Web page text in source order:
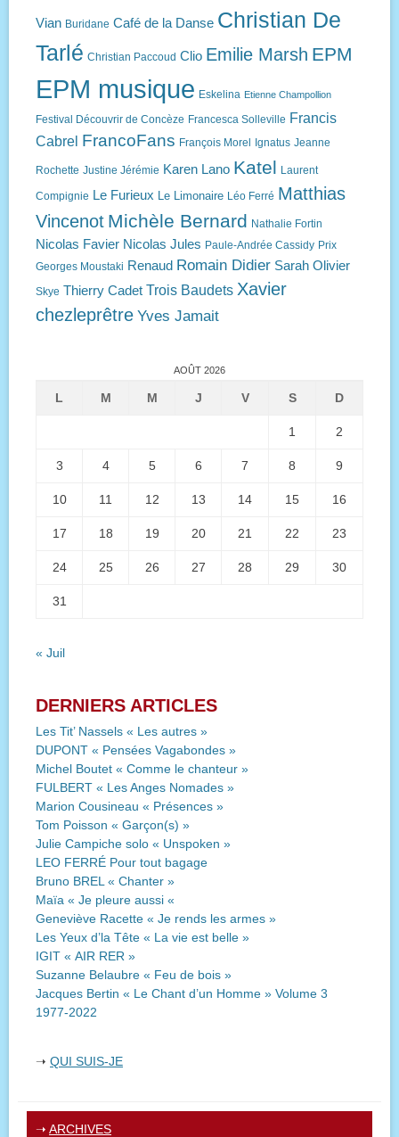
Vian Buridane Café de la Danse Christian De
Tarlé Christian Paccoud Clio Emilie Marsh EPM
EPM musique Eskelina Etienne Champollion
Festival Découvrir de Concèze Francesca Solleville Francis
Cabrel FrancoFans François Morel Ignatus Jeanne
Rochette Justine Jérémie Karen Lano Katel Laurent
Compignie Le Furieux Le Limonaire Léo Ferré Matthias
Vincenot Michèle Bernard Nathalie Fortin
Nicolas Favier Nicolas Jules Paule-Andrée Cassidy Prix
Georges Moustaki Renaud Romain Didier Sarah Olivier
Skye Thierry Cadet Trois Baudets Xavier
chezleprêtre Yves Jamait
AOÛT 2026
L M M J V S D
1 2
3 4 5 6 7 8 9
10 11 12 13 14 15 16
17 18 19 20 21 22 23
24 25 26 27 28 29 30
31
« Juil
DERNIERS ARTICLES
Les Tit’ Nassels « Les autres »
DUPONT « Pensées Vagabondes »
Michel Boutet « Comme le chanteur »
FULBERT « Les Anges Nomades »
Marion Cousineau « Présences »
Tom Poisson « Garçon(s) »
Julie Campiche solo « Unspoken »
LEO FERRÉ Pour tout bagage
Bruno BREL « Chanter »
Maïa « Je pleure aussi «
Geneviève Racette « Je rends les armes »
Les Yeux d’la Tête « La vie est belle »
IGIT « AIR RER »
Suzanne Belaubre « Feu de bois »
Jacques Bertin « Le Chant d’un Homme » Volume 3
1977-2022
➝ QUI SUIS-JE
➝ ARCHIVES